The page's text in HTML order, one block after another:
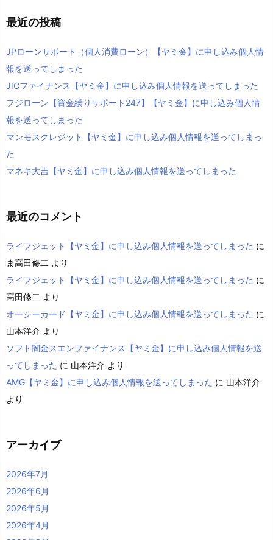
最近の投稿
JPローンサポート（個人消費ローン）【ヤミ金】に申し込み個人情
報を送ってしまった
JICファイナンス【ヤミ金】に申し込み個人情報を送ってしまった
フジローン【資金繰りサポート247】【ヤミ金】に申し込み個人情
報を送ってしまった
マンモスクレジット【ヤミ金】に申し込み個人情報を送ってしまっ
た
マネキ大吉【ヤミ金】に申し込み個人情報を送ってしまった
最近のコメント
ライフジェット【ヤミ金】に申し込み個人情報を送ってしまった に
ま高田修二 より
ライフジェット【ヤミ金】に申し込み個人情報を送ってしまった に
高田修二 より
オーシーカード【ヤミ金】に申し込み個人情報を送ってしまった に
山本洋介 より
ソフト闇金スエンファイナンス【ヤミ金】に申し込み個人情報を送
ってしまった に 山本洋介 より
AMG【ヤミ金】に申し込み個人情報を送ってしまった に 山本洋介
より
アーカイブ
2026年7月
2026年6月
2026年5月
2026年4月